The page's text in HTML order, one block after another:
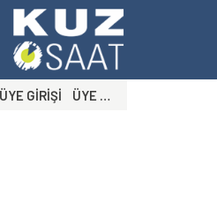
ÜYE GİRİŞİ ÜYE OL